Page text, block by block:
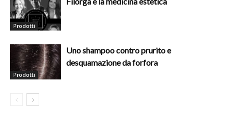
Prodotti
Prodotti
Uno shampoo contro prurito e
desquamazione da forfora